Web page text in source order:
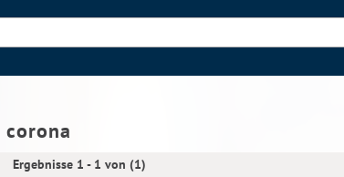
corona
Ergebnisse 1 - 1 von (1)